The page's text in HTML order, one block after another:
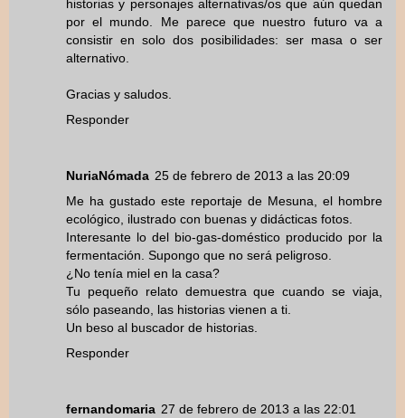
historias y personajes alternativas/os que aún quedan
por el mundo. Me parece que nuestro futuro va a
consistir en solo dos posibilidades: ser masa o ser
alternativo.
Gracias y saludos.
Responder
NuriaNómada 25 de febrero de 2013 a las 20:09
Me ha gustado este reportaje de Mesuna, el hombre
ecológico, ilustrado con buenas y didácticas fotos.
Interesante lo del bio-gas-doméstico producido por la
fermentación. Supongo que no será peligroso.
¿No tenía miel en la casa?
Tu pequeño relato demuestra que cuando se viaja,
sólo paseando, las historias vienen a ti.
Un beso al buscador de historias.
Responder
fernandomaria 27 de febrero de 2013 a las 22:01